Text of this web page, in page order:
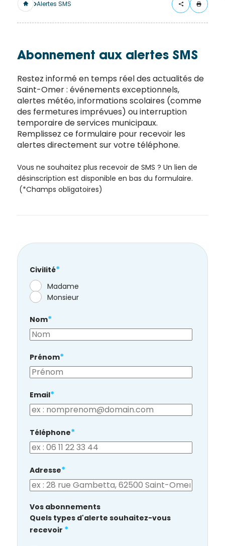
Alertes SMS
Abonnement aux alertes SMS
Restez informé en temps réel des actualités de
Saint-Omer : événements exceptionnels,
alertes météo, informations scolaires (comme
des fermetures imprévues) ou interruption
temporaire de services municipaux.
Remplissez ce formulaire pour recevoir les
alertes directement sur votre téléphone.
Vous ne souhaitez plus recevoir de SMS ? Un lien de
désinscription est disponible en bas du formulaire.
(*Champs obligatoires)
Civilité*
Madame
Monsieur
Nom*
Prénom*
Email*
Téléphone*
Adresse*
Vos abonnements
Quels types d'alerte souhaitez-vous
recevoir *
formulaire.
recevrez
un
mail
avec
un lien
vers la
publication.
Merci
de votre
Ville et
êtes déjà
inscrit(e)
vous
voulez
cliquez ici